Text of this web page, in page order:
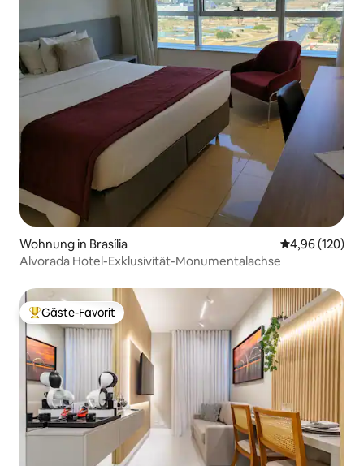
Wohnung in Brasília
4,96 (120)
Alvorada Hotel-Exklusivität-Monumentalachse
Beliebter Gäste-Favorit.
Gäste-Favorit